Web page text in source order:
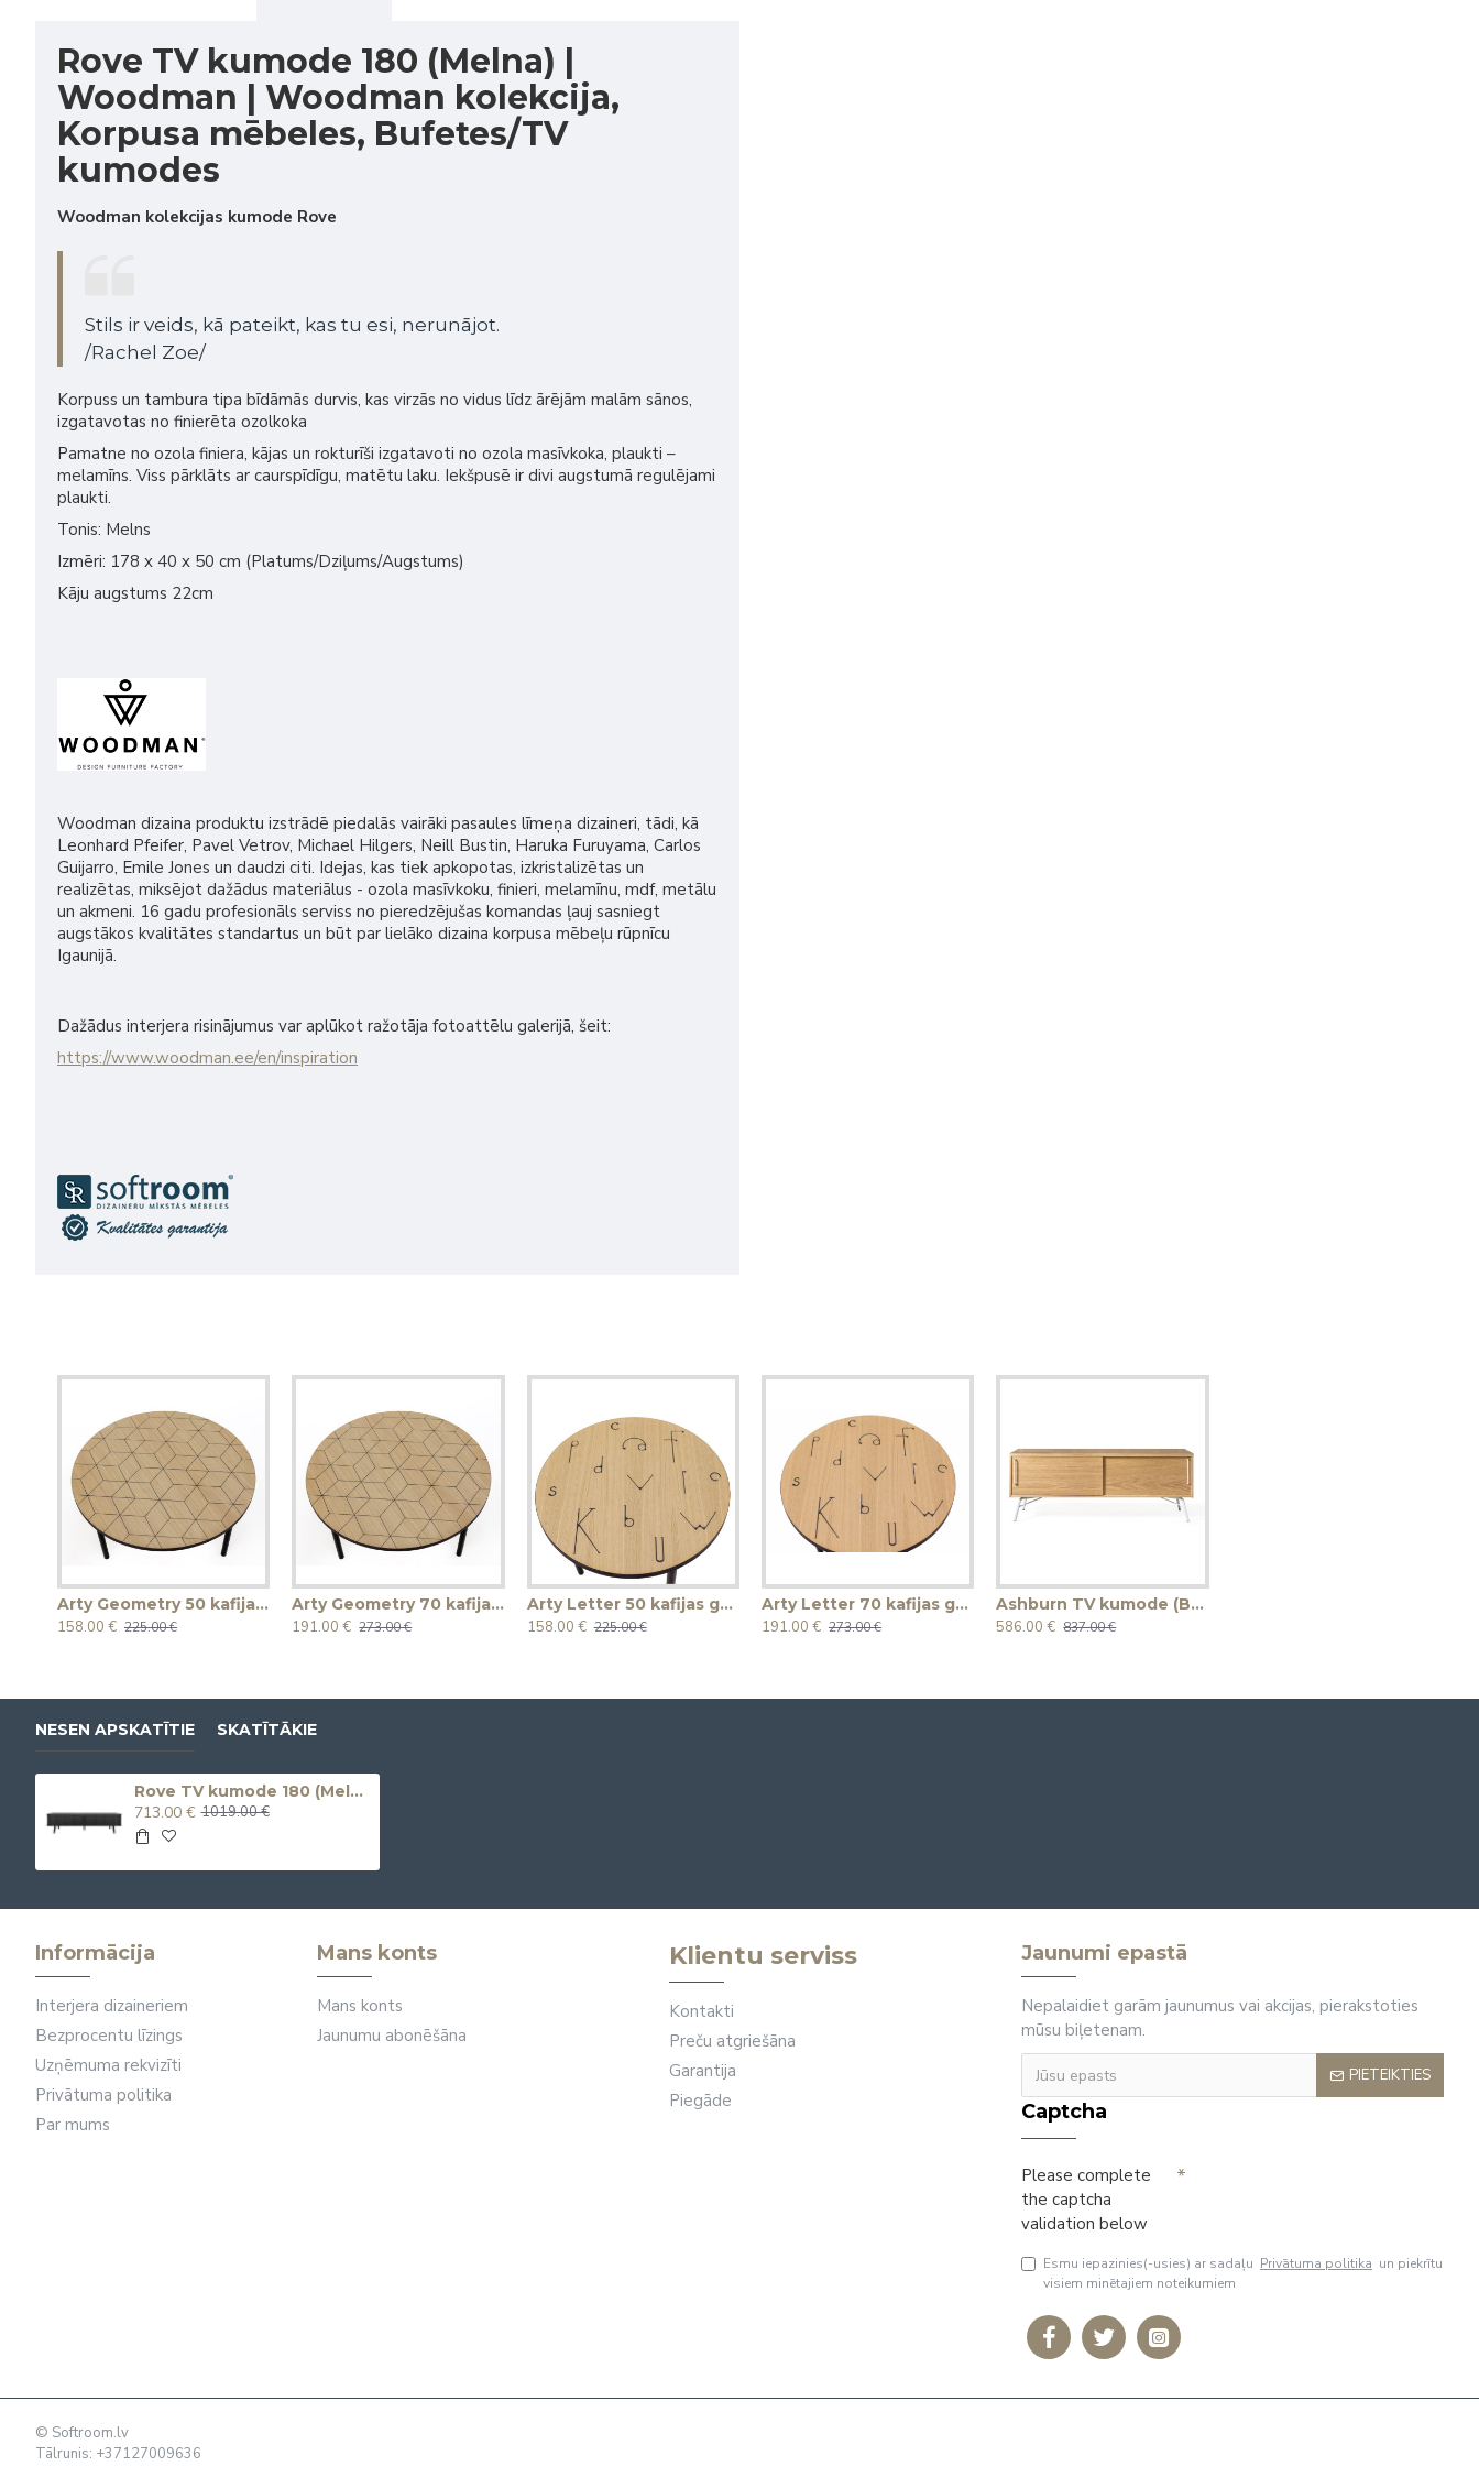
Rove TV kumode 180 (Melna) |
Woodman | Woodman kolekcija,
Korpusa mēbeles, Bufetes/TV
kumodes
Woodman kolekcijas kumode Rove
Stils ir veids, kā pateikt, kas tu esi, nerunājot.
/Rachel Zoe/
Korpuss un tambura tipa bīdāmās durvis, kas virzās no vidus līdz ārējām malām sānos,
izgatavotas no finierēta ozolkoka
Pamatne no ozola finiera, kājas un rokturīši izgatavoti no ozola masīvkoka, plaukti –
melamīns. Viss pārklāts ar caurspīdīgu, matētu laku. Iekšpusē ir divi augstumā regulējami
plaukti.
Tonis: Melns
Izmēri: 178 x 40 x 50 cm (Platums/Dziļums/Augstums)
Kāju augstums 22cm
Woodman dizaina produktu izstrādē piedalās vairāki pasaules līmeņa dizaineri, tādi, kā
Leonhard Pfeifer, Pavel Vetrov, Michael Hilgers, Neill Bustin, Haruka Furuyama, Carlos
Guijarro, Emile Jones un daudzi citi. Idejas, kas tiek apkopotas, izkristalizētas un
realizētas, miksējot dažādus materiālus - ozola masīvkoku, finieri, melamīnu, mdf, metālu
un akmeni. 16 gadu profesionāls serviss no pieredzējušas komandas ļauj sasniegt
augstākos kvalitātes standartus un būt par lielāko dizaina korpusa mēbeļu rūpnīcu
Igaunijā.
Dažādus interjera risinājumus var aplūkot ražotāja fotoattēlu galerijā, šeit:
https://www.woodman.ee/en/inspiration
Arty Geometry 50 kafijas galdiņš
158.00 € 225.00 €
Arty Geometry 70 kafijas galdiņš
191.00 € 273.00 €
Arty Letter 50 kafijas galdiņš
158.00 € 225.00 €
Arty Letter 70 kafijas galdiņš
191.00 € 273.00 €
Ashburn TV kumode (Balta furnitūra)
586.00 € 837.00 €
NESEN APSKATĪTIE SKATĪTĀKIE
Rove TV kumode 180 (Melna)
713.00 € 1019.00 €
Informācija
Interjera dizaineriem
Bezprocentu līzings
Uzņēmuma rekvizīti
Privātuma politika
Par mums
Mans konts
Mans konts
Jaunumu abonēšāna
Klientu serviss
Kontakti
Preču atgriešāna
Garantija
Piegāde
Jaunumi epastā
Nepalaidiet garām jaunumus vai akcijas, pierakstoties
mūsu biļetenam.
PIETEIKTIES
Captcha
Please complete
the captcha
validation below
Esmu iepazinies(-usies) ar sadaļu Privātuma politika un piekrītu
visiem minētajiem noteikumiem
© Softroom.lv
Tālrunis: +37127009636